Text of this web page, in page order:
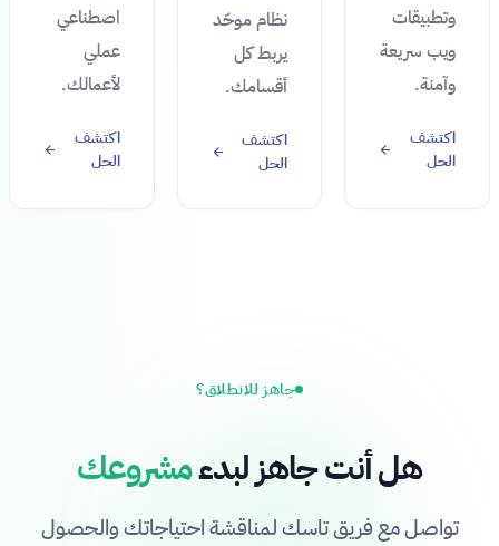
وتطبيقات
ويب سريعة
وآمنة.
اكتشف
الحل
نظام موحّد
يربط كل
أقسامك.
اكتشف
الحل
اصطناعي
عملي
لأعمالك.
اكتشف
الحل
جاهز للانطلاق؟
هل أنت جاهز لبدءمشروعك
تواصل مع فريق تاسك لمناقشة احتياجاتك والحصول